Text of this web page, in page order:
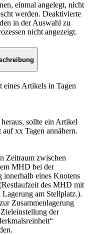
einmal angelegt, nicht
werden. Deaktivierte
in der Auswahl zu
nicht angezeigt.
eines Artikels in Tagen
sollte ein Artikel
xx Tagen annähern.
Zeitraum zwischen
MHD bei der
innerhalb eines Knotens
des MHD mit
am Stellplatz.).
Zusammenlagerung
der